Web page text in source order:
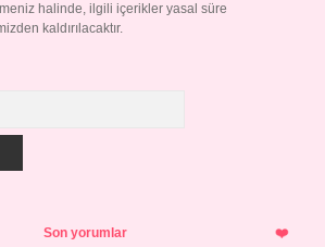
halinde, ilgili içerikler yasal süre
kaldırılacaktır.
Son yorumlar